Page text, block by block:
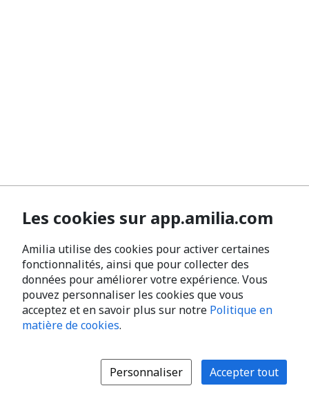
Les cookies sur app.amilia.com
Amilia utilise des cookies pour activer certaines
fonctionnalités, ainsi que pour collecter des
données pour améliorer votre expérience. Vous
pouvez personnaliser les cookies que vous
acceptez et en savoir plus sur notre Politique en
matière de cookies.
Personnaliser Accepter tout